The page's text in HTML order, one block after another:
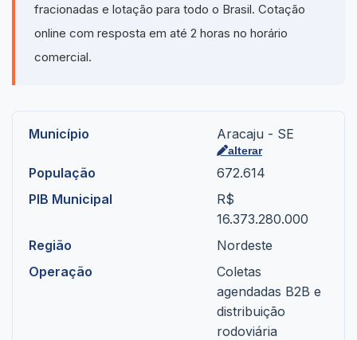
fracionadas e lotação para todo o Brasil. Cotação
online com resposta em até 2 horas no horário
comercial.
Município Aracaju - SE
alterar
População
672.614
PIB Municipal
R$
16.373.280.000
Região
Nordeste
Operação
Coletas
agendadas B2B e
distribuição
rodoviária